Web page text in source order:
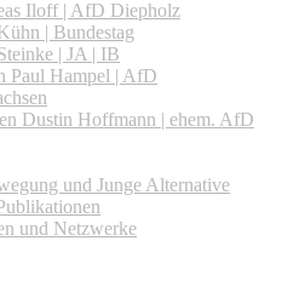
Iloff | AfD Diepholz
| Bundestag
| JA | IB
Paul Hampel | AfD
Dustin Hoffmann | ehem. AfD
und Junge Alternative
und Netzwerke